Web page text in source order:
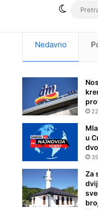
Switch
Nedavno
u
Za